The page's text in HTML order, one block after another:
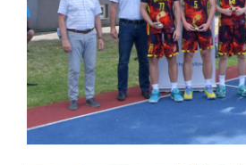
Ukončenie sezóny 2025/2026
Sezóna 2025/2026 je úspešne za